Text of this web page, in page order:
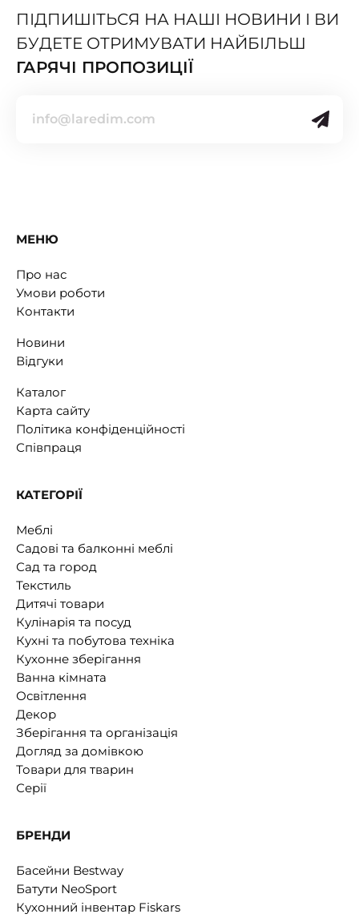
ПІДПИШІТЬСЯ НА НАШІ НОВИНИ І ВИ
БУДЕТЕ ОТРИМУВАТИ НАЙБІЛЬШ
ГАРЯЧІ ПРОПОЗИЦІЇ
МЕНЮ
Про нас
Умови роботи
Контакти
Новини
Відгуки
Каталог
Карта сайту
Політика конфіденційності
Співпраця
КАТЕГОРІЇ
Меблі
Садові та балконні меблі
Сад та город
Текстиль
Дитячі товари
Кулінарія та посуд
Кухні та побутова техніка
Кухонне зберігання
Ванна кімната
Освітлення
Декор
Зберігання та організація
Догляд за домівкою
Товари для тварин
Серії
БРЕНДИ
Басейни Bestway
Батути NeoSport
Кухонний інвентар Fiskars